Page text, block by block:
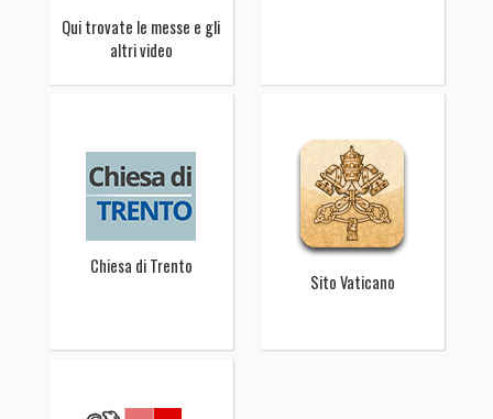
Qui trovate le messe e gli
altri video
Chiesa di Trento
Sito Vaticano